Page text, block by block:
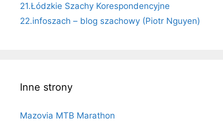
21.Łódzkie Szachy Korespondencyjne
22.infoszach – blog szachowy (Piotr Nguyen)
Inne strony
Mazovia MTB Marathon